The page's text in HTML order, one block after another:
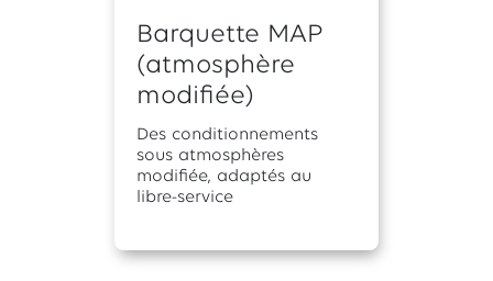
Barquette MAP
(atmosphère
modifiée)
Des conditionnements
sous atmosphères
modifiée, adaptés au
libre-service